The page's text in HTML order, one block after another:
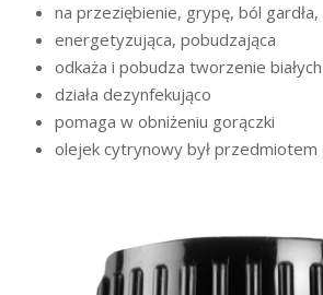
na przeziębienie, grypę, ból
energetyzująca, pobudzająca
odkaża i pobudza tworzenie białych
działa dezynfekująco
pomaga w obniżeniu gorączki
olejek cytrynowy był przedmiotem